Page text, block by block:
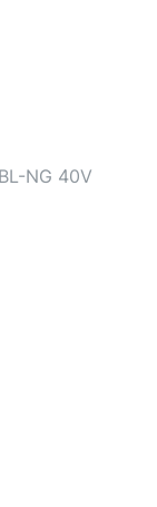
NG 40V